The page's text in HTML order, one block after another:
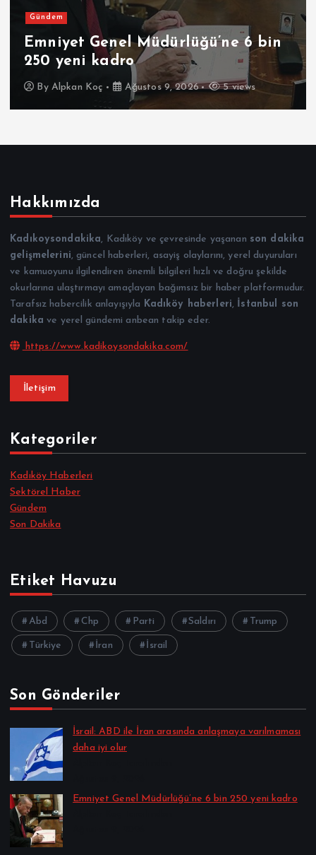
Gündem
Emniyet Genel Müdürlüğü’ne 6 bin
250 yeni kadro
By Alpkan Koç Ağustos 9, 2026 5 views
Hakkımızda
Kadıkoysondakika, Kadıköy ve çevresinde yaşanan son dakika
gelişmelerini, güncel haberleri, asayiş olaylarını, yerel duyuruları
ve kamuoyunu ilgilendiren önemli bilgileri hızlı ve doğru şekilde
okurlarına ulaştırmayı amaçlayan bağımsız bir haber platformudur.
Tarafsız habercilik anlayışıyla Kadıköy haberleri, İstanbul son
dakika ve yerel gündemi anbean takip eder.
https://www.kadikoysondakika.com/
İletişim
Kategoriler
Kadıköy Haberleri
Sektörel Haber
Gündem
Son Dakika
Etiket Havuzu
Abd Chp Parti Saldırı Trump
Türkiye İran İsrail
Son Gönderiler
İsrail: ABD ile İran arasında anlaşmaya varılmaması
daha iyi olur
Emniyet Genel Müdürlüğü’ne 6 bin 250 yeni kadro